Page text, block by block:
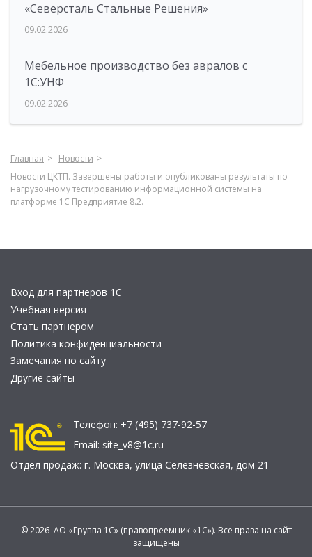
«Северсталь Стальные Решения»
09.02.2026
Мебельное производство без авралов с
1С:УНФ
09.02.2026
Главная
Новости
Новости ЦКТП. Завершены работы и опубликованы результаты по
нагрузочному тестированию информационной системы на
платформе 1С Предприятие 8.2.
Вход для партнеров 1С
Учебная версия
Стать партнером
Политика конфиденциальности
Замечания по сайту
Другие сайты
Телефон: +7 (495) 737-92-57
Email: site_v8@1c.ru
Отдел продаж: г. Москва, улица Селезнёвская, дом 21
© 2026 АО «Группа 1С» (правопреемник «1С»). Все права на сайт
защищены